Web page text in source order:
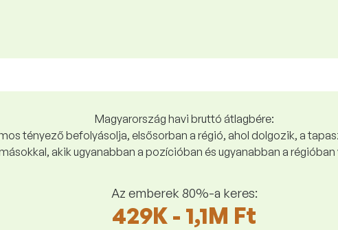
Magyarország havi bruttó átlagbére:
tényező befolyásolja, elsősorban a régió, ahol dolgozik, a
akik ugyanabban a pozícióban és ugyanabban a régióban
Az emberek 80%-a keres:
429K - 1,1M Ft